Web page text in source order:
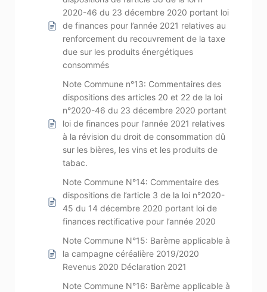
2020-46 du 23 décembre 2020 portant loi
de finances pour l’année 2021 relatives au
renforcement du recouvrement de la taxe
due sur les produits énergétiques
consommés
Note Commune n°13: Commentaires des
dispositions des articles 20 et 22 de la loi
n°2020-46 du 23 décembre 2020 portant
loi de finances pour l’année 2021 relatives
à la révision du droit de consommation dû
sur les bières, les vins et les produits de
tabac.
Note Commune N°14: Commentaire des
dispositions de l’article 3 de la loi n°2020-
45 du 14 décembre 2020 portant loi de
finances rectificative pour l’année 2020
Note Commune N°15: Barème applicable à
la campagne céréalière 2019/2020
Revenus 2020 Déclaration 2021
Note Commune N°16: Barème applicable à